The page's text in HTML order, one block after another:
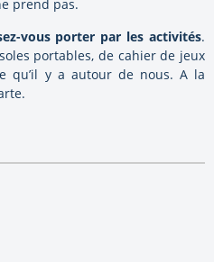
prend pas.
vous porter par les activités.
portables, de cahier de jeux
qu’il y a autour de nous. A la